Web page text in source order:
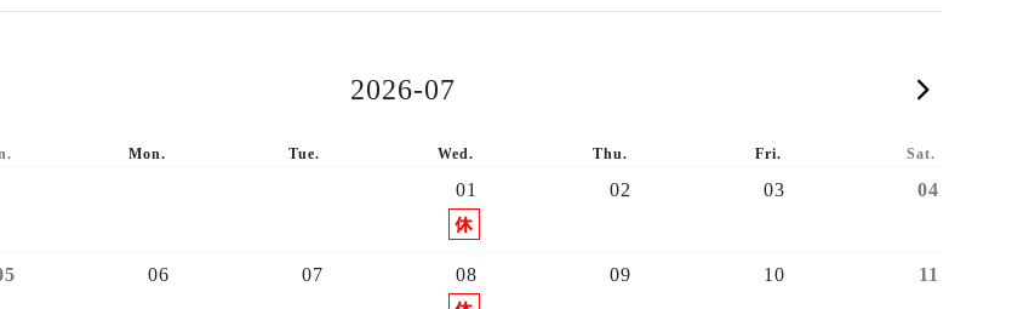
2026-07
Mon. Tue. Wed. Thu. Fri. Sat.
01 02 03 04
06 07 08 09 10 11